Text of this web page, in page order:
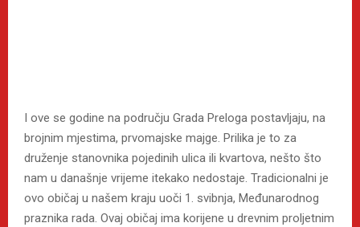
I ove se godine na području Grada Preloga postavljaju, na
brojnim mjestima, prvomajske majge. Prilika je to za
druženje stanovnika pojedinih ulica ili kvartova, nešto što
nam u današnje vrijeme itekako nedostaje. Tradicionalni je
ovo običaj u našem kraju uoči 1. svibnja, Međunarodnog
praznika rada. Ovaj običaj ima korijene u drevnim proljetnim